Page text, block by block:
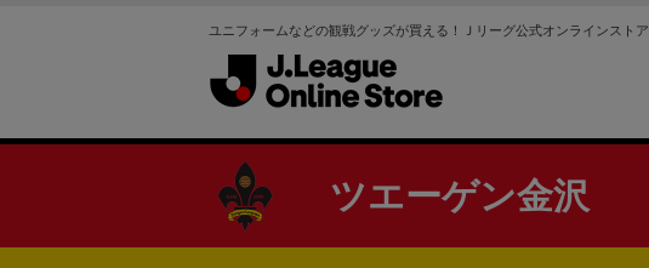
ユニフォームなどの観戦グッズが買える！Ｊリーグ公式オンラインストア
ツエーゲン金沢